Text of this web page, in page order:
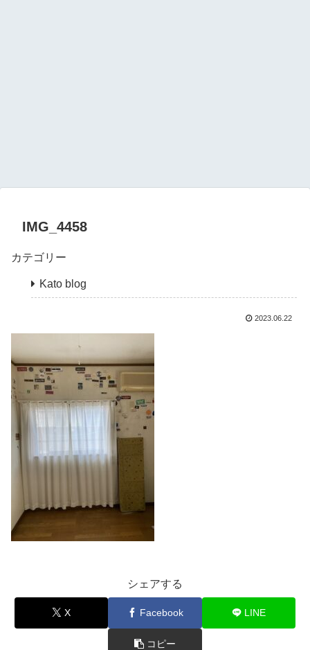
IMG_4458
カテゴリー
Kato blog
2023.06.22
シェアする
X Facebook LINE
コピー